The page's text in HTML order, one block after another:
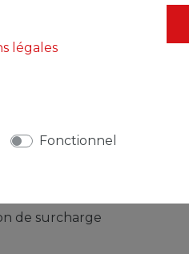
FABRICANT
de surcharge
légales
Fonctionnel